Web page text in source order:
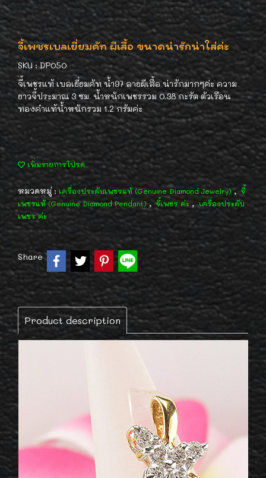
จี้เพชรเบลเยี่ยมคัท ผีเสื้อ ขนาดน่ารักน่าใส่ค่ะ
SKU : DP050
จี้เพชรแท้ เบลเยี่ยมคัท น้ำ97 ลายผีเสื้อ น่ารักมากๆค่ะ ความ
ยาวจี้ประมาณ 3 ซม. น้ำหนักเพชรรวม 0.38 กะรัต ตัวเรือน
ทองคำแท้น้ำหนักรวม 1.2 กรัมค่ะ
เพิ่มรายการโปรด
หมวดหมู่ : เครื่องประดับเพชรแท้ (Genuine Diamond Jewelry), จี้
เพชรแท้ (Genuine Diamond Pendant), จี้เพชร ค่ะ , เครื่องประดับ
เพชร ค่ะ
Share
Product description